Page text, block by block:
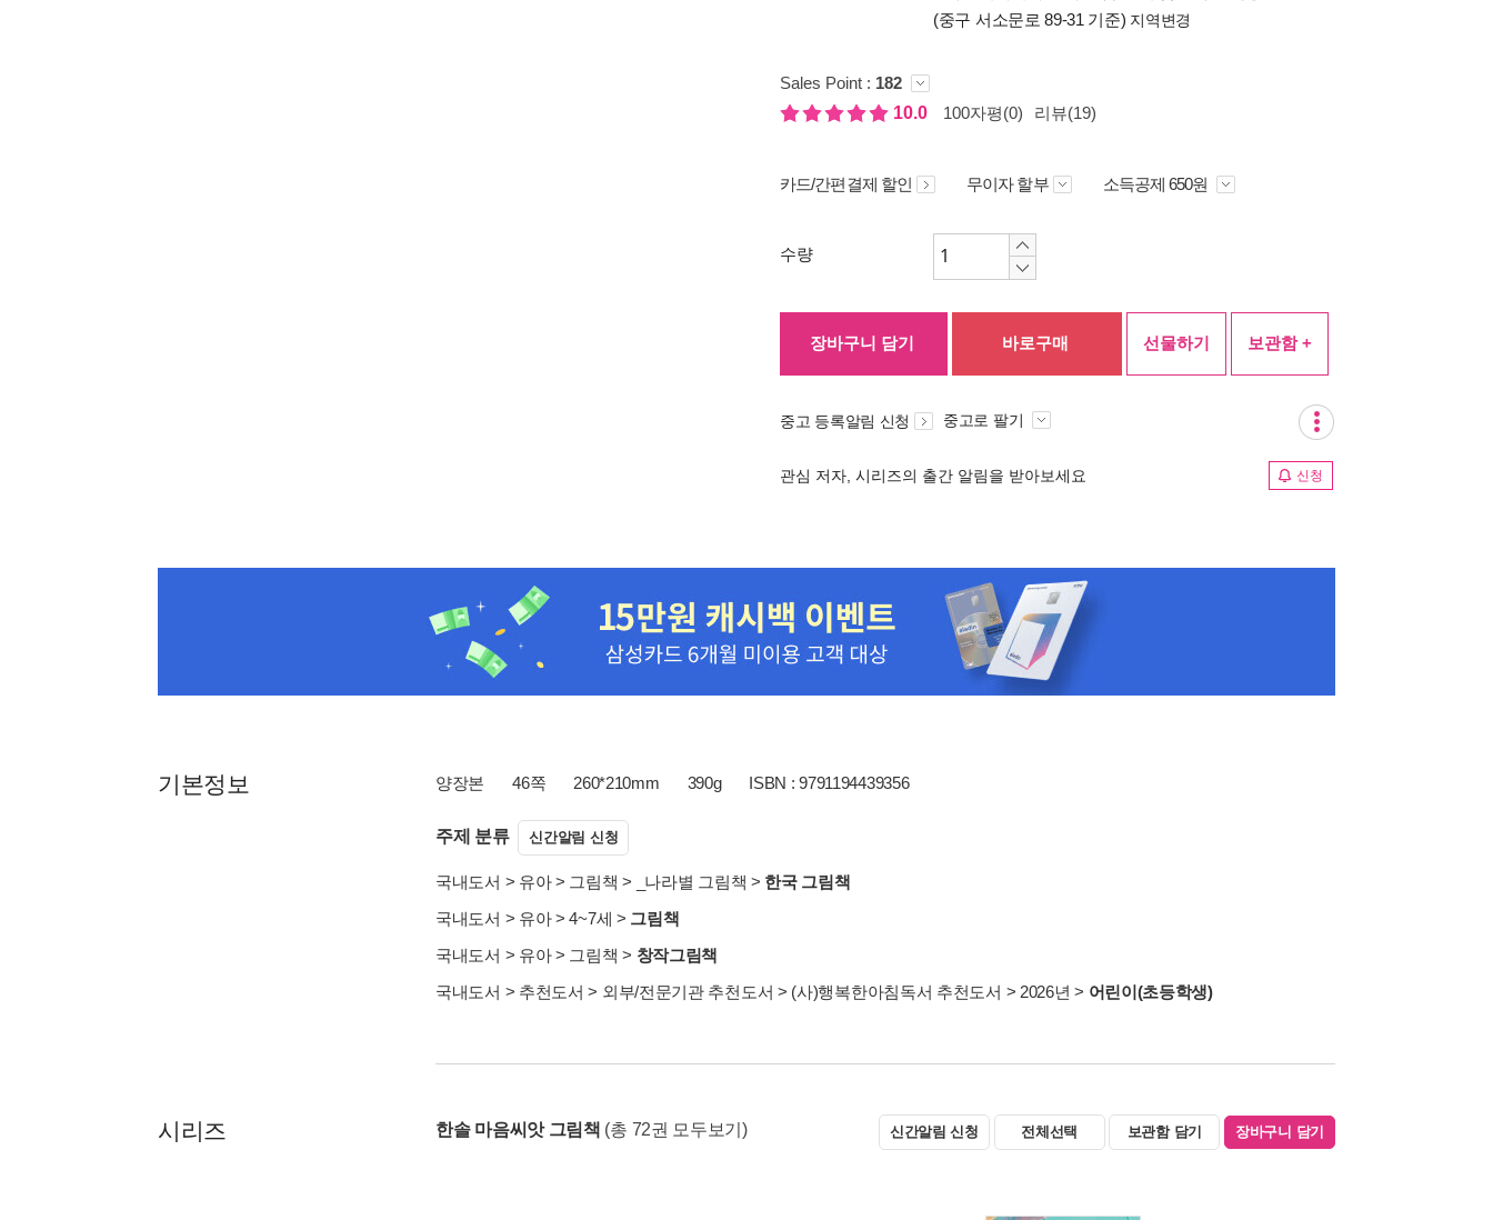
(중구 서소문로 89-31 기준) 지역변경
Sales Point : 182
10.0
100자평(0) 리뷰(19)
카드/간편결제 할인 무이자 할부 소득공제 650원
수량
장바구니 담기 바로구매 선물하기 보관함 +
중고 등록알림 신청 중고로 팔기
관심 저자, 시리즈의 출간 알림을 받아보세요 신청
기본정보 양장본 46쪽 260*210mm 390g ISBN : 9791194439356
주제 분류 신간알림 신청
국내도서 > 유아> 그림책 > _나라별 그림책 > 한국 그림책
국내도서 > 유아>4~7세 > 그림책
국내도서 > 유아> 그림책 > 창작그림책
국내도서 > 추천도서 > 외부/전문기관 추천도서 > (사)행복한아침독서 추천도서 > 2026년 > 어린이(초등학생)
시리즈 한솔 마음씨앗 그림책 (총 72권 모두보기) 신간알림 신청 전체선택 보관함 담기 장바구니 담기